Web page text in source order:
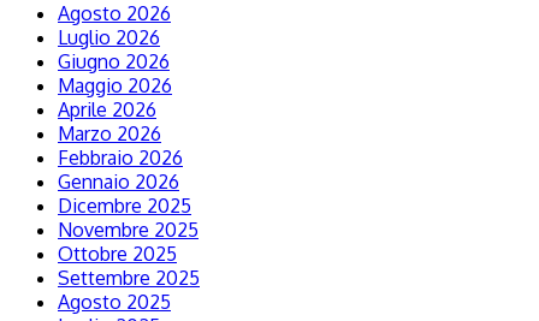
Agosto 2026
Luglio 2026
Giugno 2026
Maggio 2026
Aprile 2026
Marzo 2026
Febbraio 2026
Gennaio 2026
Dicembre 2025
Novembre 2025
Ottobre 2025
Settembre 2025
Agosto 2025